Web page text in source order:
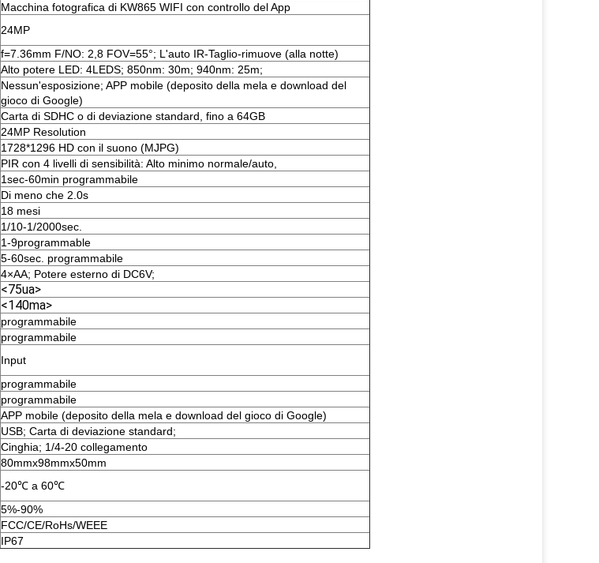
Macchina fotografica di KW865 WIFI con controllo del App
24MP
f=7.36mm F/NO: 2,8 FOV=55°; L'auto IR-Taglio-rimuove (alla notte)
Alto potere LED: 4LEDS; 850nm: 30m; 940nm: 25m;
Nessun'esposizione; APP mobile (deposito della mela e download del
gioco di Google)
Carta di SDHC o di deviazione standard, fino a 64GB
24MP Resolution
1728*1296 HD con il suono (MJPG)
PIR con 4 livelli di sensibilità: Alto minimo normale/auto,
1sec-60min programmabile
Di meno che 2.0s
18 mesi
1/10-1/2000sec.
1-9programmable
5-60sec. programmabile
4×AA; Potere esterno di DC6V;
<75ua>
<140ma>
programmabile
programmabile
Input
programmabile
programmabile
APP mobile (deposito della mela e download del gioco di Google)
USB; Carta di deviazione standard;
Cinghia; 1/4-20 collegamento
80mmx98mmx50mm
-20℃ a 60℃
5%-90%
FCC/CE/RoHs/WEEE
IP67